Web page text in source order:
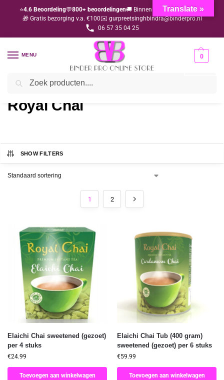
⭐4.6 Beoordeling💬800+ beoordelingen🚚 Binnen 1-3 dagen geleverd
🎁 Gratis bezorging v.a. €100✉️ gurpreetsinghbindra@binderpro.nl
06 57 35 04 25
MENU 0
Home Levensmiddelen / Royal Chai
Royal Chai
SHOW FILTERS
1 2
Elaichi Chai sweetened (gezoet)
per 4 stuks
€24.99
Toevoegen aan winkelwagen
Elaichi Chai Tub (400 gram)
sweetened (gezoet) per 6 stuks
€59.99
Toevoegen aan winkelwagen
Translate »